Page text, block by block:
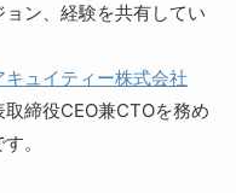
ン、経験を共有してい
キュイティー株式会社
取締役CEO兼CTOを務め
。